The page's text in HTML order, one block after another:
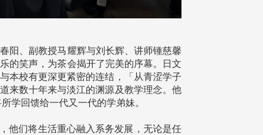
阳、副教授马耀辉与刘长辉、讲师锺慈馨
的笑声，为茶会揭开了完美的序幕。日文
本校有更深更紧密的连结，「从青涩学子
来数十年来与淡江的渊源及教学理念。他
学回馈给一代又一代的学弟妹。
他们将生活重心融入系务发展，无论是任